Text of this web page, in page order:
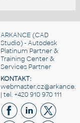
ARKANCE (CAD
Studio) - Autodesk
Platinum Partner &
Training Center &
Services Partner
KONTAKT:
| tel. +420 910 970 111